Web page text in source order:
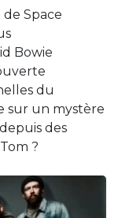
de Space
Bowie
du
sur un mystère
des
?